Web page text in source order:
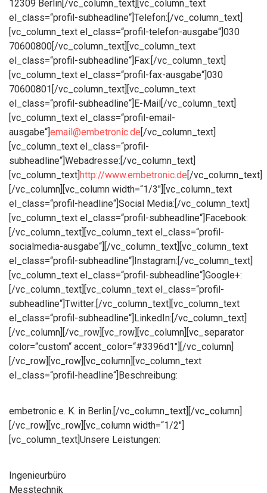
12309 Berlin[/vc_column_text][vc_column_text
el_class=“profil-subheadline“]Telefon:[/vc_column_text]
[vc_column_text el_class=“profil-telefon-ausgabe“]030
70600800[/vc_column_text][vc_column_text
el_class=“profil-subheadline“]Fax:[/vc_column_text]
[vc_column_text el_class=“profil-fax-ausgabe“]030
70600801[/vc_column_text][vc_column_text
el_class=“profil-subheadline“]E-Mail[/vc_column_text]
[vc_column_text el_class=“profil-email-
ausgabe“]email@embetronic.de[/vc_column_text]
[vc_column_text el_class=“profil-
subheadline“]Webadresse:[/vc_column_text]
[vc_column_text]http://www.embetronic.de[/vc_column_text]
[/vc_column][vc_column width=“1/3″][vc_column_text
el_class=“profil-headline“]Social Media:[/vc_column_text]
[vc_column_text el_class=“profil-subheadline“]Facebook:
[/vc_column_text][vc_column_text el_class=“profil-
socialmedia-ausgabe“][/vc_column_text][vc_column_text
el_class=“profil-subheadline“]Instagram:[/vc_column_text]
[vc_column_text el_class=“profil-subheadline“]Google+:
[/vc_column_text][vc_column_text el_class=“profil-
subheadline“]Twitter:[/vc_column_text][vc_column_text
el_class=“profil-subheadline“]LinkedIn:[/vc_column_text]
[/vc_column][/vc_row][vc_row][vc_column][vc_separator
color=“custom“ accent_color=“#3396d1″][/vc_column]
[/vc_row][vc_row][vc_column][vc_column_text
el_class=“profil-headline“]Beschreibung:
embetronic e. K. in Berlin.[/vc_column_text][/vc_column]
[/vc_row][vc_row][vc_column width=“1/2″]
[vc_column_text]Unsere Leistungen:
Ingenieurbüro
Messtechnik